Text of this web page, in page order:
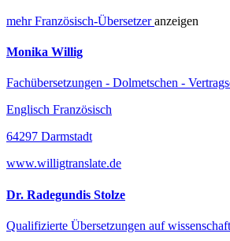
mehrFranzösisch-Übersetzeranzeigen
Monika Willig
Fachübersetzungen - Dolmetschen -
Englisch Französisch
64297 Darmstadt
www.willigtranslate.de
Dr. Radegundis Stolze
Qualifizierte Übersetzungen auf